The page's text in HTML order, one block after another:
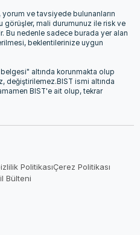
ve tavsiyede bulunanların
görüşler, mali durumunuz ile risk ve
Bu nedenle sadece burada yer alan
beklentilerinize uygun
altında korunmakta olup
değiştirilemez.BIST ismi altında
BIST'e ait olup, tekrar
PolitikasıÇerez Politikası
Bülteni